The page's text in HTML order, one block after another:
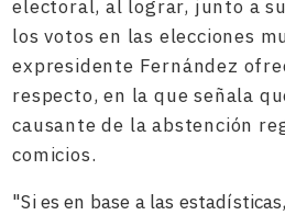
electoral, al lograr, junto a
los votos en las elecciones
expresidente Fernández
respecto, en la que señala
causante de la abstención
comicios.
"Si es en base a las